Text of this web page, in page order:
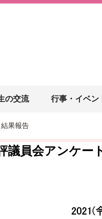
の交流 行事・イベン
果報告
議員会アンケー